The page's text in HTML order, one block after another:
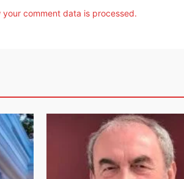
your comment data is processed.